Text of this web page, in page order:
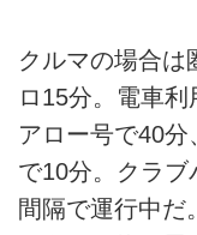
クルマの場合は
ロ15分。電車
アロー号で40
で10分。クラ
間隔で運行中だ